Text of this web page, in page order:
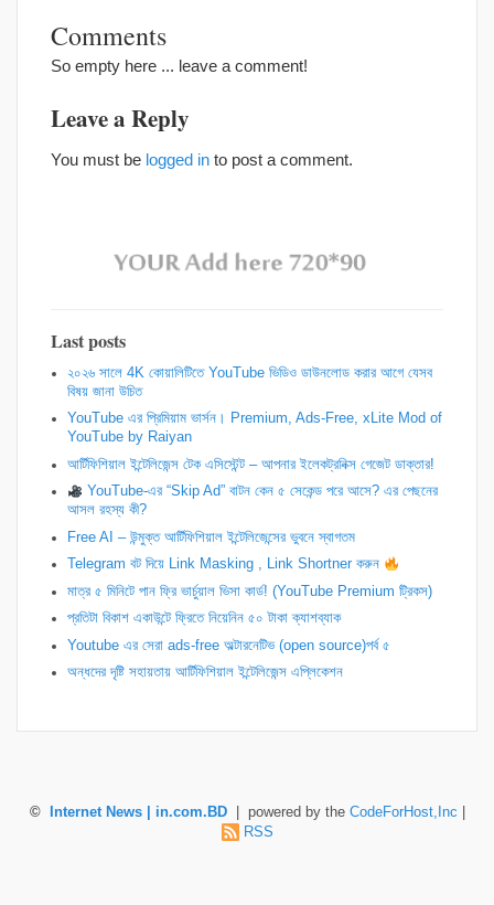
Comments
So empty here ... leave a comment!
Leave a Reply
You must be logged in to post a comment.
Last posts
২০২৬ সালে 4K কোয়ালিটিতে YouTube ভিডিও ডাউনলোড করার আগে যেসব
বিষয় জানা উচিত
YouTube এর প্রিমিয়াম ভার্সন। Premium, Ads-Free, xLite Mod of
YouTube by Raiyan
আর্টিফিশিয়াল ইন্টেলিজেন্স টেক এসিস্টেন্ট – আপনার ইলেকট্রনিক্স গেজেট ডাক্তার!
YouTube-এর “Skip Ad” বাটন কেন ৫ সেকেন্ড পরে আসে? এর পেছনের
আসল রহস্য কী?
Free AI – উন্মুক্ত আর্টিফিশিয়াল ইন্টেলিজেন্সের ভুবনে স্বাগতম
Telegram বট দিয়ে Link Masking , Link Shortner করুন
​মাত্র ৫ মিনিটে পান ফ্রি ভার্চুয়াল ভিসা কার্ড! (YouTube Premium ট্রিকস)
প্রতিটা বিকাশ একাউন্টে ফ্রিতে নিয়েনিন ৫০ টাকা ক্যাশব্যাক
Youtube এর সেরা ads-free অল্টারনেটিভ (open source)পর্ব ৫
অন্ধদের দৃষ্টি সহায়তায় আর্টিফিশিয়াল ইন্টেলিজেন্স এপ্লিকেশন
© Internet News | in.com.BD| powered by the CodeForHost,Inc
RSS